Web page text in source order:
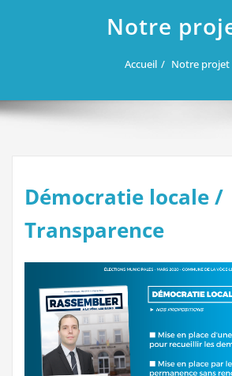
Notre
Accueil Notre projet
Démocratie locale /
Transparence